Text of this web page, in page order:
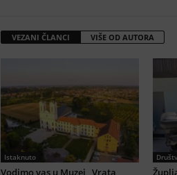
VEZANI ČLANCI VIŠE OD AUTORA
Istaknuto
Vodimo vas u Muzej „Vrata